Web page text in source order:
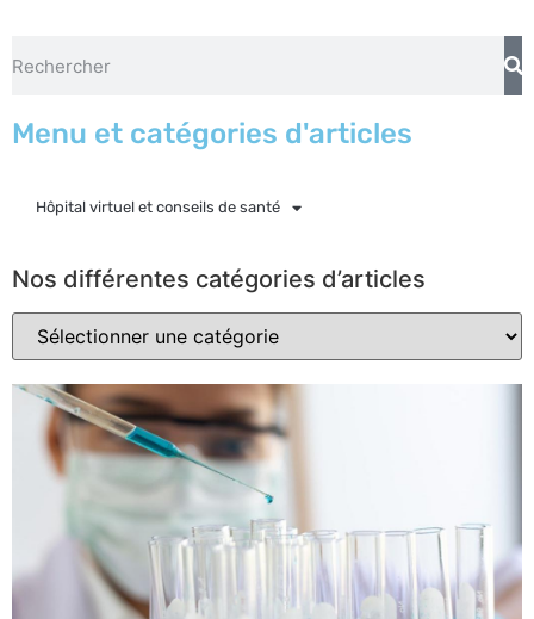
Menu et catégories d'articles
Hôpital virtuel et conseils de santé
Nos différentes catégories d’articles